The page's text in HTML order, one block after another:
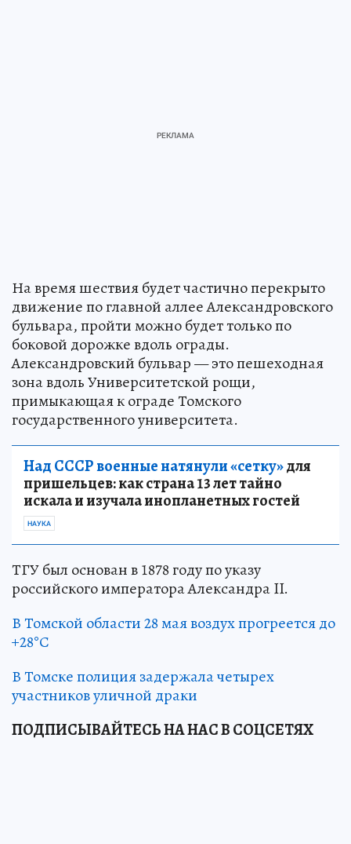
На время шествия будет частично перекрыто
движение по главной аллее Александровского
бульвара, пройти можно будет только по
боковой дорожке вдоль ограды.
Александровский бульвар — это пешеходная
зона вдоль Университетской рощи,
примыкающая к ограде Томского
государственного университета.
Над СССР военные натянули «сетку»для
пришельцев: как страна 13 лет тайно
искала и изучала инопланетных гостей
НАУКА
ТГУ был основан в 1878 году по указу
российского императора Александра II.
В Томской области 28 мая воздух прогреется до
+28°С
В Томске полиция задержала четырех
участников уличной драки
ПОДПИСЫВАЙТЕСЬ НА НАС В СОЦСЕТЯХ